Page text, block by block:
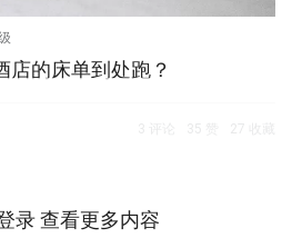
店的床单到处跑？
录 查看更多内容